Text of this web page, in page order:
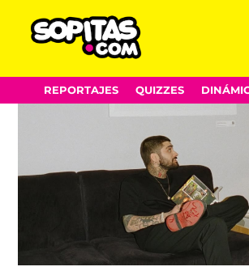
content
REPORTAJES QUIZZES
regalos